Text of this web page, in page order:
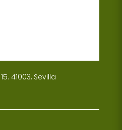
41003, Sevilla